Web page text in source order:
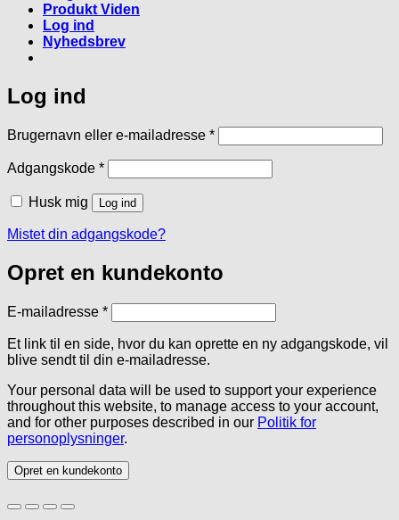
Produkt Viden
Log ind
Nyhedsbrev
Log ind
Brugernavn eller e-mailadresse *Påkrævet
Adgangskode *Påkrævet
Husk mig Log ind
Mistet din adgangskode?
Opret en kundekonto
E-mailadresse *Påkrævet
Et link til en side, hvor du kan oprette en ny adgangskode, vil
blive sendt til din e-mailadresse.
Your personal data will be used to support your experience
throughout this website, to manage access to your account,
and for other purposes described in our Politik for
personoplysninger.
Opret en kundekonto